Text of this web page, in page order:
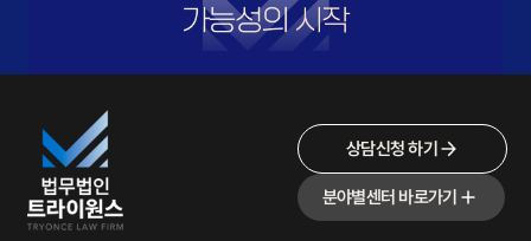
상담신청 하기
분야별센터 바로가기